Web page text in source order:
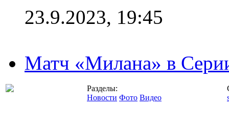
23.9.2023, 19:45
Матч «Милана» в
Разделы:
Новости Фото Видео